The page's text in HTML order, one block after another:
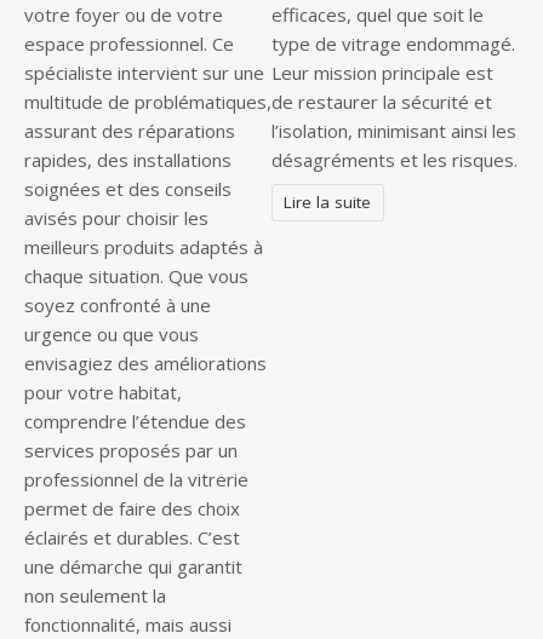
votre foyer ou de votre
espace professionnel. Ce
spécialiste intervient sur une
multitude de problématiques,
assurant des réparations
rapides, des installations
soignées et des conseils
avisés pour choisir les
meilleurs produits adaptés à
chaque situation. Que vous
soyez confronté à une
urgence ou que vous
envisagiez des améliorations
pour votre habitat,
comprendre l’étendue des
services proposés par un
professionnel de la vitrerie
permet de faire des choix
éclairés et durables. C’est
une démarche qui garantit
non seulement la
fonctionnalité, mais aussi
efficaces, quel que soit le
type de vitrage endommagé.
Leur mission principale est
de restaurer la sécurité et
l’isolation, minimisant ainsi les
désagréments et les risques.
Lire la suite